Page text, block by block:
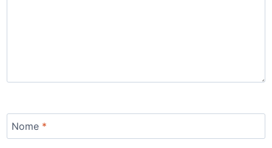
Nome *